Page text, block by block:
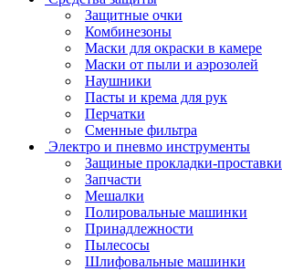
Защитные очки
Комбинезоны
Маски для окраски в камере
Маски от пыли и аэрозолей
Наушники
Пасты и крема для рук
Перчатки
Сменные фильтра
Электро и пневмо инструменты
Защиные прокладки-проставки
Запчасти
Мешалки
Полировальные машинки
Принадлежности
Пылесосы
Шлифовальные машинки